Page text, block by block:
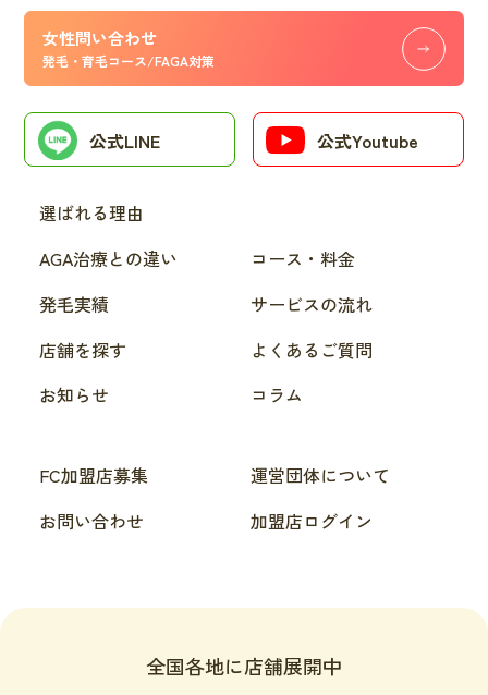
女性問い合わせ
発毛・育毛コース/FAGA対策
公式LINE 公式Youtube
選ばれる理由
AGA治療との違い
コース・料金
発毛実績
サービスの流れ
店舗を探す
よくあるご質問
お知らせ
コラム
FC加盟店募集
運営団体について
お問い合わせ
加盟店ログイン
全国各地に店舗展開中